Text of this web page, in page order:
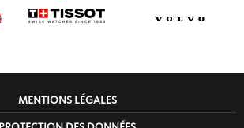
MENTIONS LÉGALES